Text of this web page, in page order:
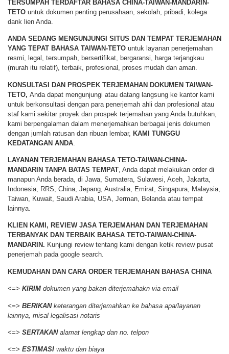
TERSUMPAH TERDAFTAR BAHASA CHINA-TAIWAN-MANDARIN-
TETO untuk dokumen penting perusahaan, sekolah, pribadi, kolega
dank lien Anda.
ANDA SEDANG MENGUNJUNGI SITUS DAN TEMPAT TERJEMAHAN
YANG TEPAT BAHASA TAIWAN-TETO untuk layanan penerjemahan
resmi, legal, tersumpah, bersertifikat, bergaransi, harga terjangkau
(murah itu relatif), terbaik, profesional, proses mudah dan aman.
KONSULTASI DAN PROSPEK TERJEMAHAN DOKUMEN TAIWAN-
TETO, Anda dapat mengunjungi atau datang langsung ke kantor kami
untuk berkonsultasi dengan para penerjemah ahli dan profesional atau
staf kami sekitar proyek dan prospek terjemahan yang Anda butuhkan,
kami berpengalaman dalam menerjemahkan berbagai jenis dokumen
dengan jumlah ratusan dan ribuan lembar, KAMI TUNGGU
KEDATANGAN ANDA
LAYANAN TERJEMAHAN BAHASA TETO-TAIWAN-CHINA-
MANDARIN TANPA BATAS TEMPAT , Anda dapat melakukan order di
manapun Anda berada, di Jawa, Sumatera, Sulawesi, Aceh, Jakarta,
Indonesia, RRS, China, Jepang, Australia, Emirat, Singapura, Malaysia,
Taiwan, Kuwait, Saudi Arabia, USA, Jerman, Belanda atau tempat
lainnya.
KLIEN KAMI, REVIEW JASA TERJEMAHAN DAN TERJEMAHAN
TERBANYAK DAN TERBAIK BAHASA TETO-TAIWAN-CHINA-
MANDARIN. Kunjungi review tentang kami dengan ketik review pusat
penerjemah pada google search.
KEMUDAHAN DAN CARA ORDER TERJEMAHAN BAHASA CHINA
<=> KIRIM dokumen yang bakan diterjemahakn via email
<=> BERIKANketerangan diterjemahkan ke bahasa apa/layanan
lainnya, misal legalisasi notaris
<=> SERTAKANalamat lengkap dan no. telpon
<=> ESTIMASI waktu dan biaya